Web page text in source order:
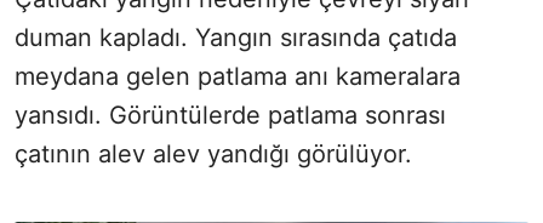
duman kapladı. Yangın sırasında çatıda
meydana gelen patlama anı kameralara
yansıdı. Görüntülerde patlama sonrası
çatının alev alev yandığı görülüyor.